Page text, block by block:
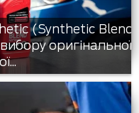
(Synthetic Blend
оригінальної